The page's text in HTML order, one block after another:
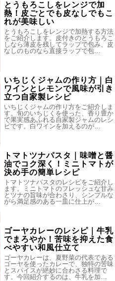
とうもろこしをレンジで加
熱！皮ごとでも皮なしでもこ
れが美味しい
とうもろこしをレンジで加熱する方法
をご紹介します。皮付きのとうもろこ
しなら薄皮を残してラップで包み、皮
なしのものなら直接ラップで包…
いちじくジャムの作り方｜白
ワインとレモンで風味が引き
立つ自家製レシピ
いちじくジャムの作り方をご紹介しま
す。旬のいちじくを使った、香り豊か
で果実感あふれる自家製ジャムのレシ
ピです。白ワインを加えるのが…
トマトツナパスタ｜味噌と醤
油でコク深く！ミニトマトが
決め手の簡単レシピ
トマトツナパスタのレシピをご紹介し
ます。ミニトマトのフレッシュな甘み
とツナの旨味が合わさり、シンプルな
がら満足感のある一皿に仕上が…
ゴーヤカレーのレシピ｜牛乳
でまろやか！苦味を抑えた食
べやすい和風仕立て
ゴーヤカレーは、夏野菜の代表である
ゴーヤを使ったカレーで、独特の苦味
とスパイスが絶妙に合わさる料理で
す。今回紹介するのは、牛乳を加…